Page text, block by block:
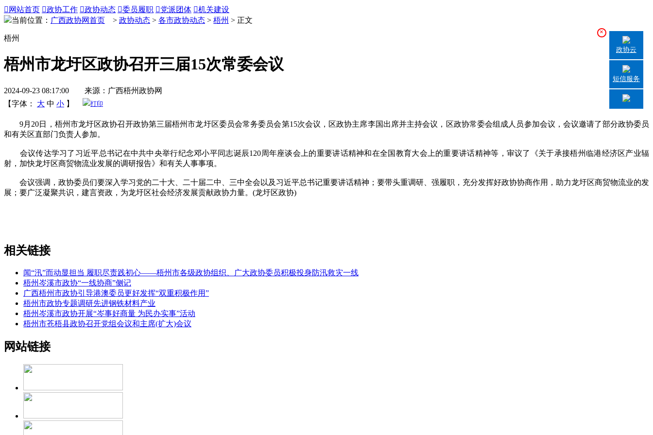
 网站首页 政协工作 政协动态 委员履职 党派团体 机关建设
当前位置： 广西政协网首页 > 政协动态 > 各市政协动态 > 梧州 > 正文
梧州
梧州市龙圩区政协召开三届15次常委会议
2024-09-23 08:17:00 来源：广西梧州政协网
【字体：
大 中 小 】 打印
9月20日，梧州市龙圩区政协召开政协第三届梧州市龙圩区委员会常务委员会第15次会议，区政协主席李国出席并主持会议，区政协常委会组成人员参加会议，会议邀请了部分政协委员
和有关区直部门负责人参加。
会议传达学习了习近平总书记在中共中央举行纪念邓小平同志诞辰120周年座谈会上的重要讲话精神和在全国教育大会上的重要讲话精神等，审议了《关于承接梧州临港经济区产业辐
射，加快龙圩区商贸物流业发展的调研报告》和有关人事事项。
会议强调，政协委员们要深入学习党的二十大、二十届二中、三中全会以及习近平总书记重要讲话精神；要带头重调研、强履职，充分发挥好政协协商作用，助力龙圩区商贸物流业的发
展；要广泛凝聚共识，建言资政，为龙圩区社会经济发展贡献政协力量。(龙圩区政协)
相关链接
闻“汛”而动显担当 履职尽责践初心——梧州市各级政协组织、广大政协委员积极投身防汛救灾一线
梧州岑溪市政协“一线协商”侧记
广西梧州市政协引导港澳委员更好发挥“双重积极作用”
梧州市政协专题调研先进钢铁材料产业
梧州岑溪市政协开展“岑事好商量 为民办实事”活动
梧州市苍梧县政协召开党组会议和主席(扩大)会议
网站链接
×
政协云
短信服务